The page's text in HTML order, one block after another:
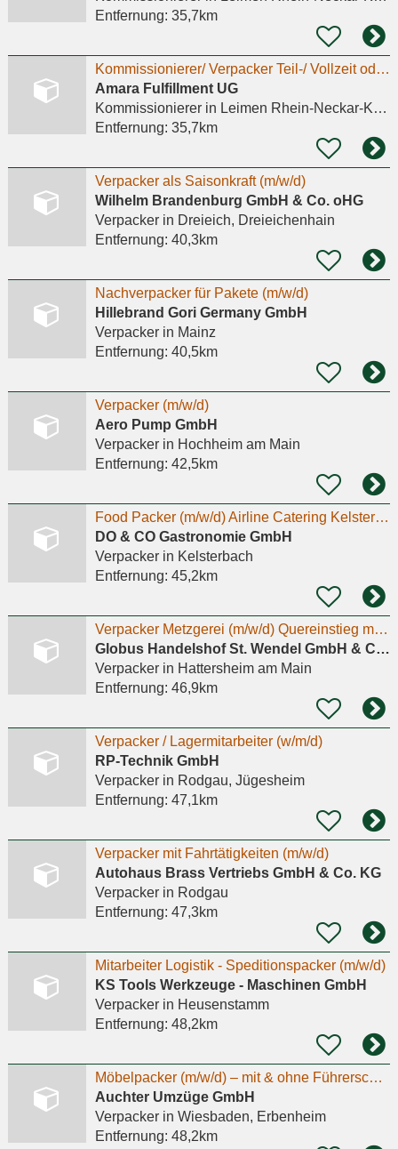
Entfernung: 35,7km
Kommissionierer/ Verpacker Teil-/ Vollzeit oder MiniJob (m/w/d) Amara Fulfillment
Amara Fulfillment UG
Kommissioniererin Leimen Rhein-Neckar-Kreis
Entfernung: 35,7km
Verpacker als Saisonkraft (m/w/d)
Wilhelm Brandenburg GmbH & Co. oHG
Verpackerin Dreieich, Dreieichenhain
Entfernung: 40,3km
Nachverpacker für Pakete (m/w/d)
Hillebrand Gori Germany GmbH
Verpackerin Mainz
Entfernung: 40,5km
Verpacker (m/w/d)
Aero Pump GmbH
Verpackerin Hochheim am Main
Entfernung: 42,5km
Food Packer (m/w/d) Airline Catering Kelsterbach
DO & CO Gastronomie GmbH
Verpackerin Kelsterbach
Entfernung: 45,2km
Verpacker Metzgerei (m/w/d) Quereinstieg möglich
Globus Handelshof St. Wendel GmbH & Co. KG
Verpackerin Hattersheim am Main
Entfernung: 46,9km
Verpacker / Lagermitarbeiter (w/m/d)
RP-Technik GmbH
Verpackerin Rodgau, Jügesheim
Entfernung: 47,1km
Verpacker mit Fahrtätigkeiten (m/w/d)
Autohaus Brass Vertriebs GmbH & Co. KG
Verpackerin Rodgau
Entfernung: 47,3km
Mitarbeiter Logistik - Speditionspacker (m/w/d)
KS Tools Werkzeuge - Maschinen GmbH
Verpackerin Heusenstamm
Entfernung: 48,2km
Möbelpacker (m/w/d) – mit & ohne Führerschein
Auchter Umzüge GmbH
Verpackerin Wiesbaden, Erbenheim
Entfernung: 48,2km